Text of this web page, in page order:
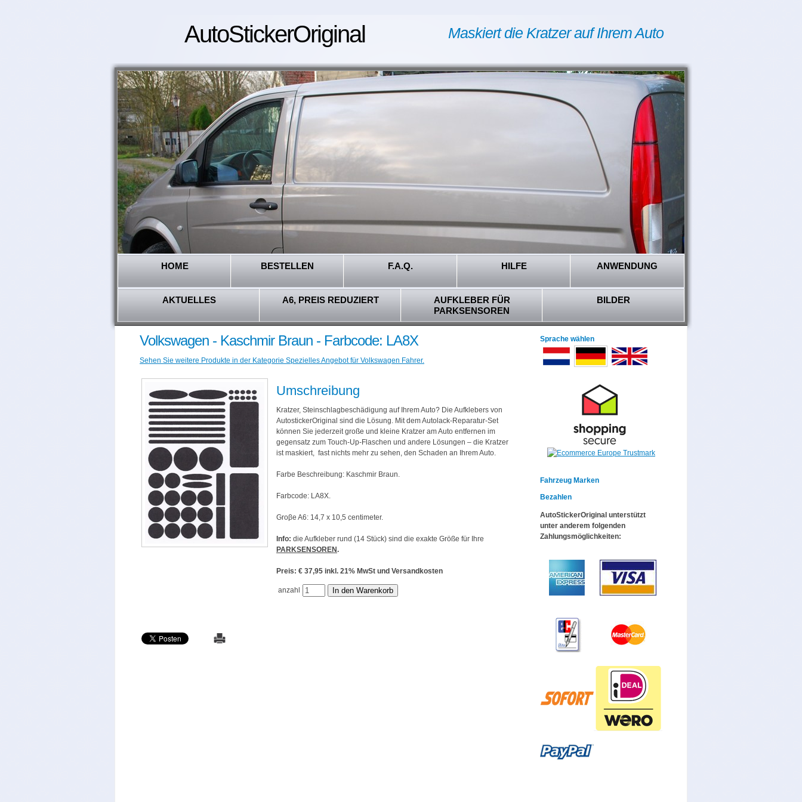
AutoStickerOriginal Maskiert die Kratzer auf Ihrem Auto
HOME BESTELLEN F.A.Q. HILFE ANWENDUNG
AKTUELLES A6, PREIS REDUZIERT
AUFKLEBER FÜR
PARKSENSOREN
BILDER
Volkswagen - Kaschmir Braun - Farbcode: LA8X
Sehen Sie weitere Produkte in der Kategorie Spezielles Angebot für Volkswagen Fahrer.
Umschreibung
Kratzer, Steinschlagbeschädigung auf Ihrem Auto? Die Aufklebers von
AutostickerOriginal sind die Lösung. Mit dem Autolack-Reparatur-Set
können Sie jederzeit große und kleine Kratzer am Auto entfernen im
gegensatz zum Touch-Up-Flaschen und andere Lösungen – die Kratzer
ist maskiert, fast nichts mehr zu sehen, den Schaden an Ihrem Auto.
Farbe Beschreibung: Kaschmir Braun.
Farbcode: LA8X.
Groβe A6: 14,7 x 10,5 centimeter.
Info: die Aufkleber rund (14 Stück) sind die exakte Größe für Ihre
PARKSENSOREN.
Preis: € 37,95 inkl. 21% MwSt und Versandkosten
anzahl
Sprache wählen
Fahrzeug Marken
Bezahlen
AutoStickerOriginal unterstützt
unter anderem folgenden
Zahlungsmöglichkeiten: